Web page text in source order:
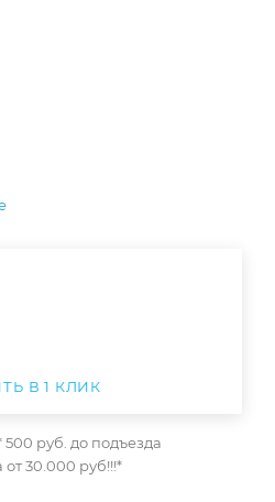
В 1 КЛИК
руб. до подъезда
от 30.000 руб!!!*